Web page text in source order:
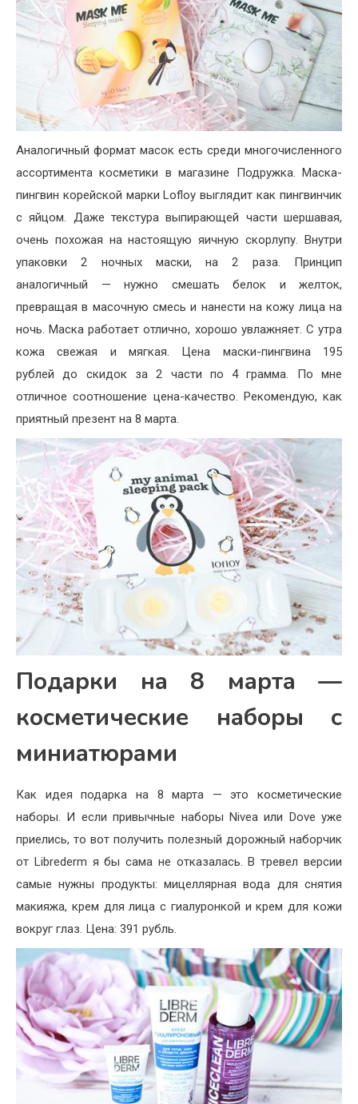
Аналогичный формат масок есть среди многочисленного
ассортимента косметики в магазине Подружка. Маска-
пингвин корейской марки Lofloy выглядит как пингвинчик
с яйцом. Даже текстура выпирающей части шершавая,
очень похожая на настоящую яичную скорлупу. Внутри
упаковки 2 ночных маски, на 2 раза. Принцип
аналогичный — нужно смешать белок и желток,
превращая в масочную смесь и нанести на кожу лица на
ночь. Маска работает отлично, хорошо увлажняет. С утра
кожа свежая и мягкая. Цена маски-пингвина 195
рублей до скидок за 2 части по 4 грамма. По мне
отличное соотношение цена-качество. Рекомендую, как
приятный презент на 8 марта.
Подарки на 8 марта —
косметические наборы с
миниатюрами
Как идея подарка на 8 марта — это косметические
наборы. И если привычные наборы Nivea или Dove уже
приелись, то вот получить полезный дорожный наборчик
от Librederm я бы сама не отказалась. В тревел версии
самые нужны продукты: мицеллярная вода для снятия
макияжа, крем для лица с гиалуронкой и крем для кожи
вокруг глаз. Цена: 391 рубль.